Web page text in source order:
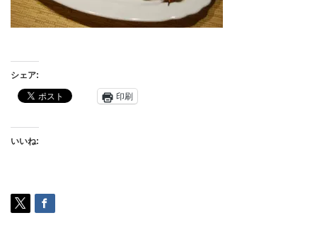
シェア:
印刷
いいね: